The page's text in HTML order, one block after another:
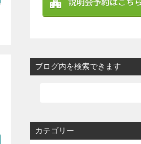
ブログ内を検索できます
カテゴリー